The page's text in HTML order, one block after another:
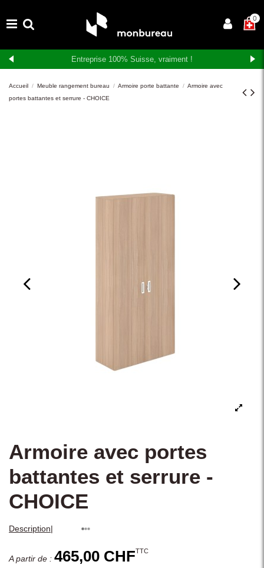
×0
Livraison et montage gratuits en Suisse romande
Accueil Meuble rangement bureau Armoire porte battante
Armoire avec
portes battantes et serrure - CHOICE
Armoire avec portes
battantes et serrure -
CHOICE
Description|
A partir de : 465,00 CHFTTC